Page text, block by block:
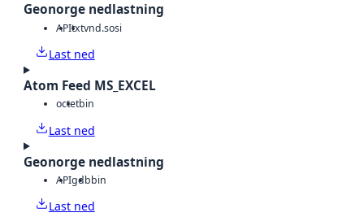
Geonorge nedlastning
APItxtvnd.sosi
Last ned
Atom Feed MS_EXCEL
octetbin
Last ned
Geonorge nedlastning
APIgdbbin
Last ned